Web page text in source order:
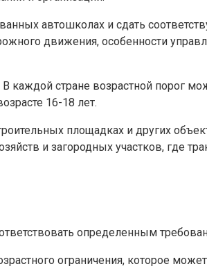
автошколах и сдать
движения, особенности
стране возрастной порог
16-18 лет.
площадках и других
и загородных участков, где
определенным
ограничения, которое